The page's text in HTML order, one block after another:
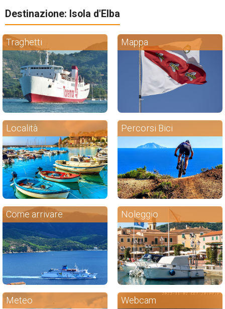
Destinazione: Isola d'Elba
Traghetti Mappa
Località Percorsi Bici
Come arrivare Noleggio
Meteo Webcam